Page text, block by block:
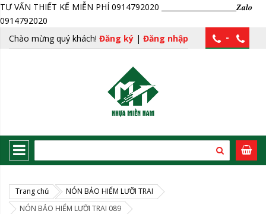
TƯ VẤN THIẾT KẾ MIỄN PHÍ 0914792020 _____________________𝒁𝒂𝒍𝒐
0914792020
Chào mừng quý khách! Đăng ký | Đăng nhập -
Trang chủ
NÓN BẢO HIỂM LƯỠI TRAI
NÓN BẢO HIỂM LƯỠI TRAI 089